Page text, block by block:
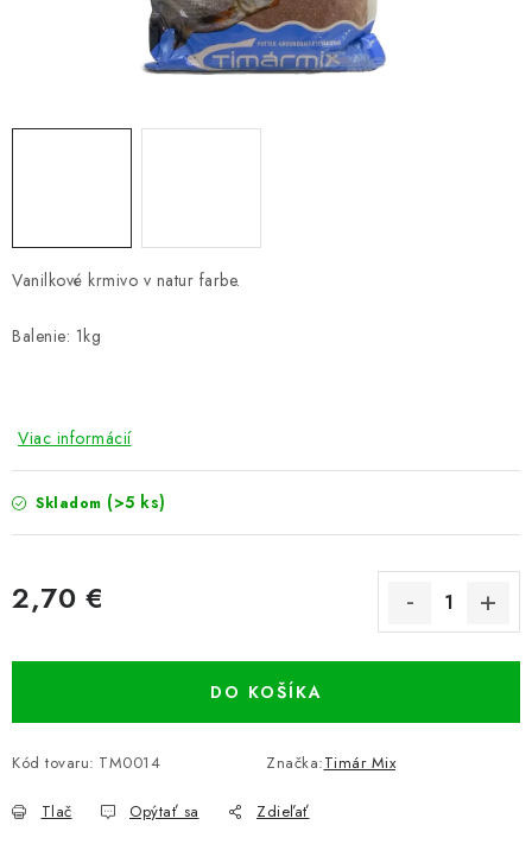
PRÍVLAČ
PRÚTY
Navštívte našu predajňu vo Dvoroch nad Žitavou »
Vanilkové krmivo v natur farbe.
Balenie: 1kg
Viac informácií
Skladom (>5 ks)
2,70 €
DO KOŠÍKA
Kód tovaru: TM0014 Značka:Timár Mix
Tlač Opýtať sa Zdieľať